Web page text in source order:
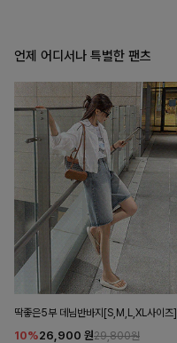
언제 어디서나 특별한 팬츠
딱좋은5부 데님반바지[S,M,L,XL사이즈]
10%26,900 원29,800원